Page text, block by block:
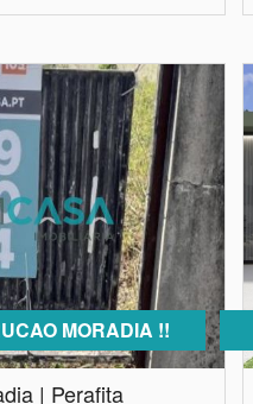
MORADIA !!
| Perafita